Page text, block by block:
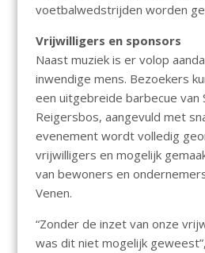
voetbalwedstrijden worden
Vrijwilligers en sponsors
Naast muziek is er volop
inwendige mens. Bezoekers
een uitgebreide barbecue van
Reigersbos, aangevuld met
evenement wordt volledig
vrijwilligers en mogelijk
van bewoners en
Venen.
“Zonder de inzet van onze
was dit niet mogelijk